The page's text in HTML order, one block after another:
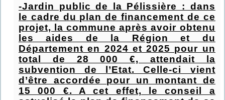
-Jardin public de la Pélissière : dans
le cadre du plan de financement de ce
projet, la commune après avoir obtenu
les aides de la Région et du
Département en 2024 et 2025 pour un
total de 28 000 €, attendait la
subvention de l’Etat. Celle-ci vient
d’être accordée pour un montant de
15 000 €. A cet effet, le conseil a